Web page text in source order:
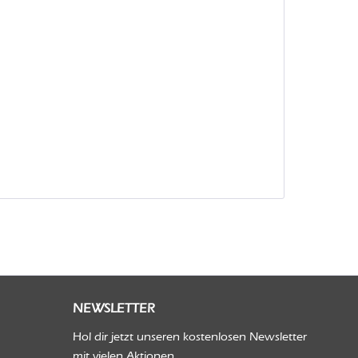
NEWSLETTER
Hol dir jetzt unseren kostenlosen Newsletter